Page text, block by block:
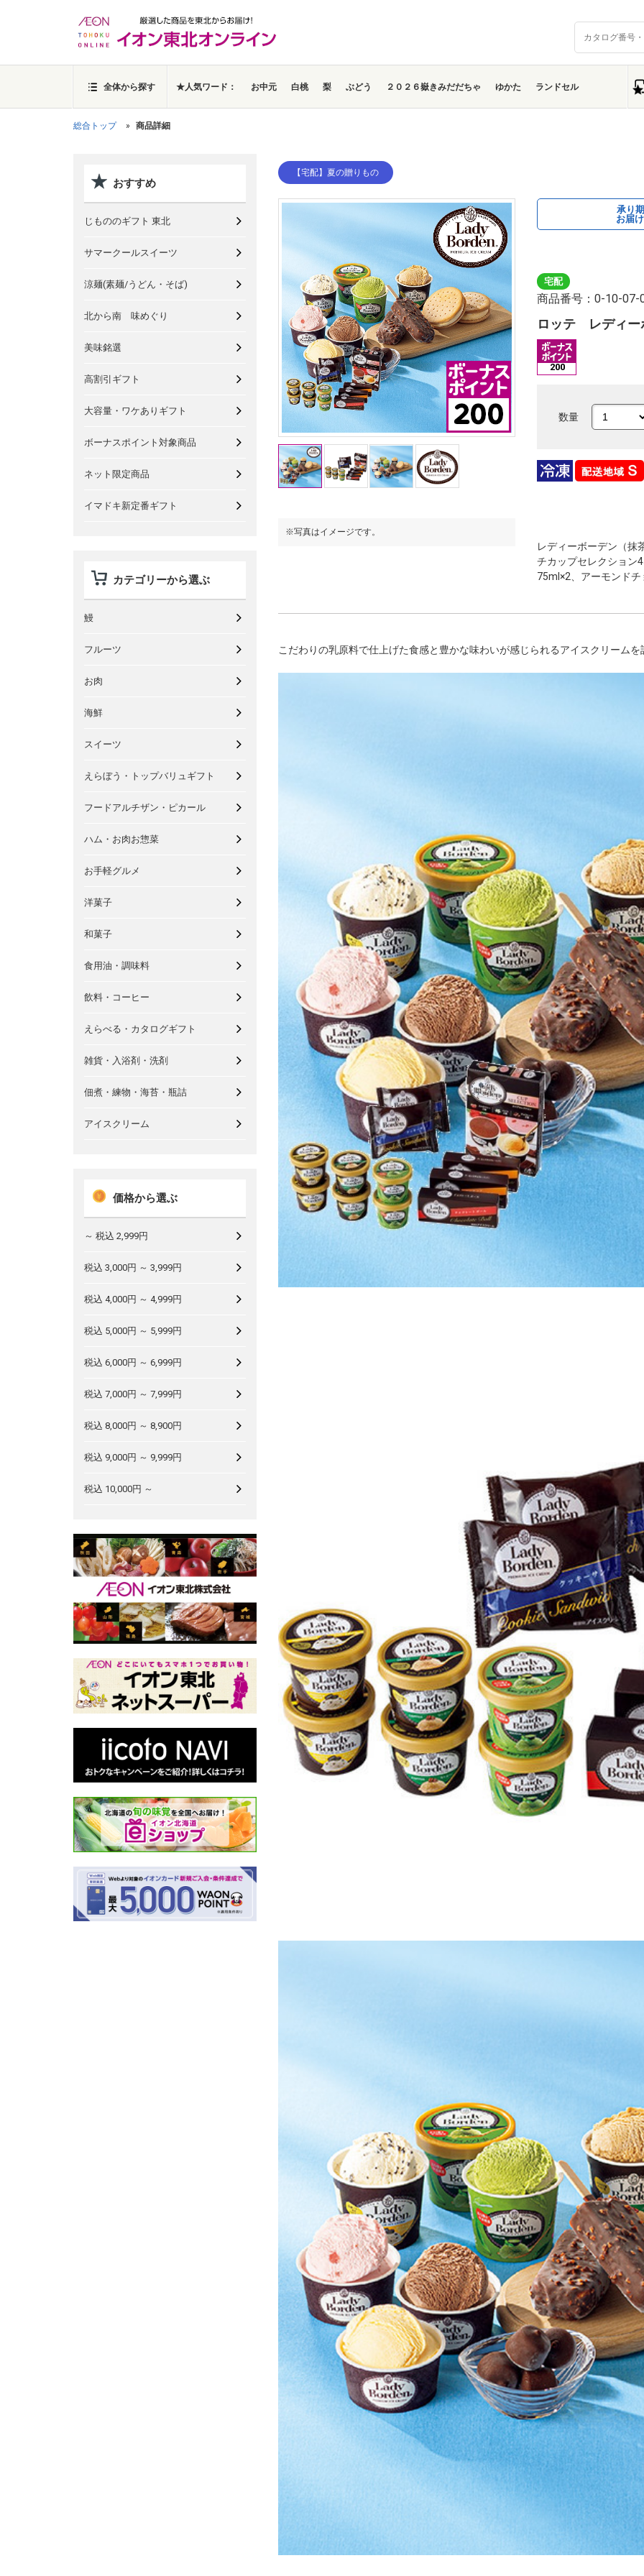
全体から探す ★人気ワード： お中元 白桃 梨 ぶどう ２０２６嶽きみだだちゃ ゆかた ランドセル
総合トップ 商品詳細
おすすめ
じもののギフト 東北
サマークールスイーツ
涼麺(素麺/うどん・そば)
北から南 味めぐり
美味銘選
高割引ギフト
大容量・ワケありギフト
ボーナスポイント対象商品
ネット限定商品
イマドキ新定番ギフト
カテゴリーから選ぶ
鰻
フルーツ
お肉
海鮮
スイーツ
えらぼう・トップバリュギフト
フードアルチザン・ピカール
ハム・お肉お惣菜
お手軽グルメ
洋菓子
和菓子
食用油・調味料
飲料・コーヒー
えらべる・カタログギフト
雑貨・入浴剤・洗剤
佃煮・練物・海苔・瓶詰
アイスクリーム
価格から選ぶ
～ 税込 2,999円
税込 3,000円 ～ 3,999円
税込 4,000円 ～ 4,999円
税込 5,000円 ～ 5,999円
税込 6,000円 ～ 6,999円
税込 7,000円 ～ 7,999円
税込 8,000円 ～ 8,900円
税込 9,000円 ～ 9,999円
税込 10,000円 ～
【宅配】夏の贈りもの
※写真はイメージです。
承り
お届
宅配
商品番号：0-10-07-
ロッテ レディー
200
数量
レディーボーデン（抹
チカップセレクション
75ml×2、アーモンド
こだわりの乳原料で仕上げた食感と豊かな味わいが感じられるアイスクリームを